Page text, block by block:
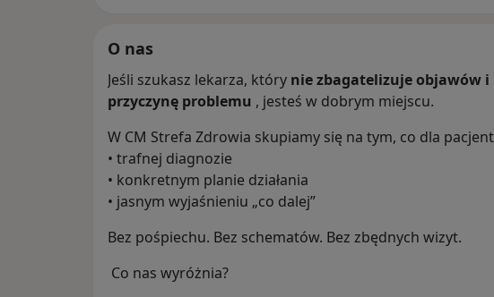
miejscu.
Umów wizytę już dziś
O nas
Jeśli szukasz lekarza, który nie zbagatelizuje objawów
przyczynę problemu , jesteś w dobrym miejscu.
W CM Strefa Zdrowia skupiamy się na tym, co dla
• trafnej diagnozie
• konkretnym planie działania
• jasnym wyjaśnieniu „co dalej”
Bez pośpiechu. Bez schematów. Bez zbędnych wizyt.
Co nas wyróżnia?